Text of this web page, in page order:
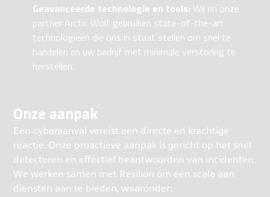
Geavanceerde technologie en tools: Wij en onze
partner Arctic Wolf gebruiken state-of-the-art
technologieën die ons in staat stellen om snel te
handelen en uw bedrijf met minimale verstoring te
herstellen.
Onze aanpak
Een cyberaanval vereist een directe en krachtige
reactie. Onze proactieve aanpak is gericht op het snel
detecteren en effectief beantwoorden van incidenten.
We werken samen met Resilion om een scala aan
diensten aan te bieden, waaronder: